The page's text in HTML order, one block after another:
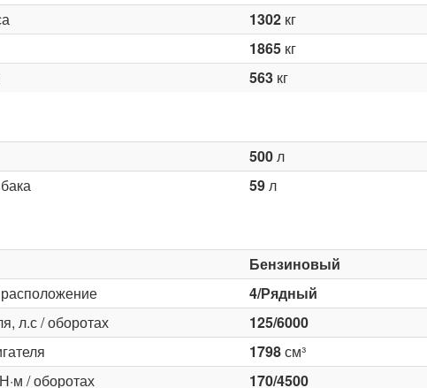
1302кг
1865кг
563кг
500л
59л
Бензиновый
4/Рядный
л.с / оборотах
125/6000
1798см³
/ оборотах
170/4500